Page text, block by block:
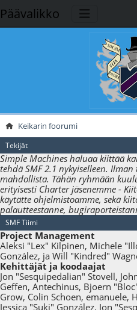
Päävalikko
Keikarin foorumi
Tekijät
Simple Machines haluaa kiittää
tehdä SMF 2.1 nykyiselleen.
mahdollista. Tähän ryhmään
erityisesti Charter jäsenemme -
käytätte ohjelmistoamme, sekä
palautteestanne,
SMF Tiimi
Project Management
Aleksi "Lex" Kilpinen, Michele
González, ja Will "Kindred"
Kehittäjät ja koodaajat
Jon "Sesquipedalian" Stovell,
Geffen, Antechinus, Bjoern
Grow, Colin Schoen, emanuele,
Jessica "Suki" González, Jon